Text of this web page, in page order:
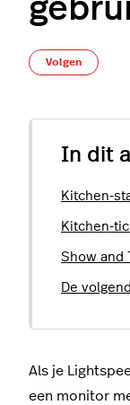
Volgen
In dit
Kitchen-
Kitchen-
Show and
De
Als je
een monitor